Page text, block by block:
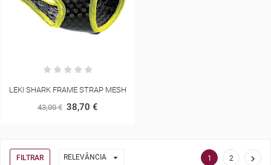
LEKI SHARK FRAME STRAP MESH
43,00 € 38,70 €
FILTRAR RELEVÂNCIA  1 2 